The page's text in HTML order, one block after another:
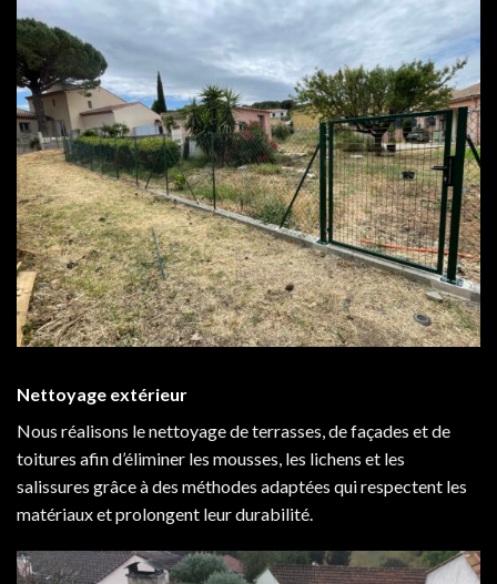
Nettoyage extérieur
Nous réalisons le nettoyage de terrasses, de façades et de
toitures afin d’éliminer les mousses, les lichens et les
salissures grâce à des méthodes adaptées qui respectent les
matériaux et prolongent leur durabilité.